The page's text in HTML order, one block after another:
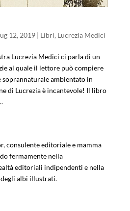
12, 2019| Libri, Lucrezia Medici
Lucrezia Medici ci parla di un
al quale il lettore può compiere
soprannaturale ambientato in
di Lucrezia è incantevole! Il libro
consulente editoriale e mamma
fermamente nella
editoriali indipendenti e nella
albi illustrati.